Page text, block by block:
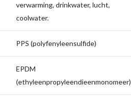
verwarming, drinkwater, lucht,
coolwater.
PPS (polyfenyleensulfide)
EPDM
(ethyleenpropyleendieenmonomeer)